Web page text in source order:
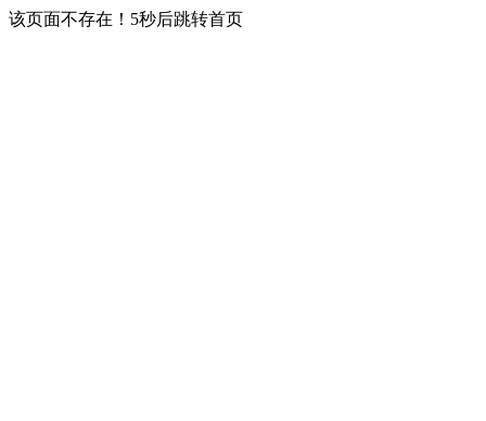
该页面不存在！5秒后跳转首页